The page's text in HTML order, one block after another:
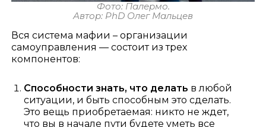
Фото: Палермо.
Автор: PhD Олег Мальцев
Вся система мафии – организации
самоуправления — состоит из трех
компонентов:
Способности знать, что делать в любой
ситуации, и быть способным это сделать.
Это вещь приобретаемая: никто не ждет,
что вы в начале пути будете уметь все